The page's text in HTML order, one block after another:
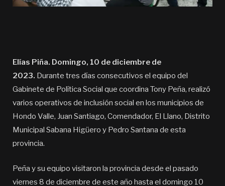
Elías Piña. Domingo, 10 de diciembre de
2023. Durante tres días consecutivos el equipo del
Gabinete de Política Social que coordina Tony Peña, realizó
varios operativos de inclusión social en los municipios de
Hondo Valle, Juan Santiago, Comendador, El Llano, Distrito
Municipal Sabana Higüero y Pedro Santana de esta
provincia.
Peña y su equipo visitaron la provincia desde el pasado
viernes 8 de diciembre de este año hasta el domingo 10